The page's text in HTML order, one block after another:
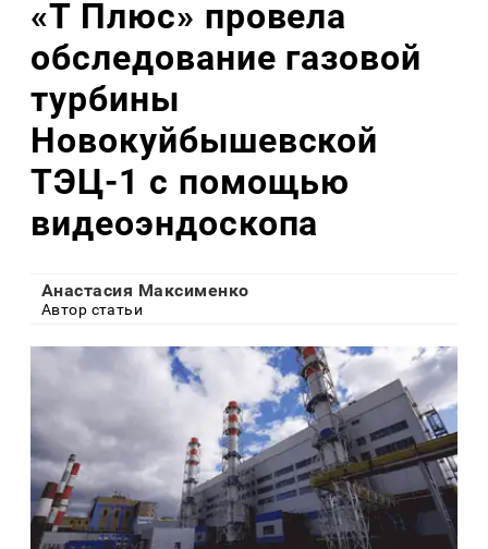
«Т Плюс» провела
обследование газовой
турбины
Новокуйбышевской
ТЭЦ-1 с помощью
видеоэндоскопа
Анастасия Максименко
Автор статьи